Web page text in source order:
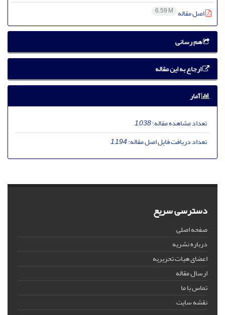
اصل مقاله 6.59 M
هم رسانی
ارجاع به این مقاله
آمار
تعداد مشاهده مقاله:1,038
تعداد دریافت فایل اصل مقاله:1,194
دسترسی سریع
صفحه اصلی
درباره نشریه
اعضای هیات تحریریه
ارسال مقاله
تماس با ما
نقشه سایت